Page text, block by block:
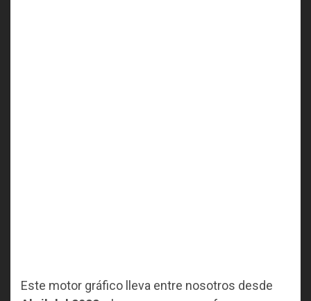
Este motor gráfico lleva entre nosotros desde